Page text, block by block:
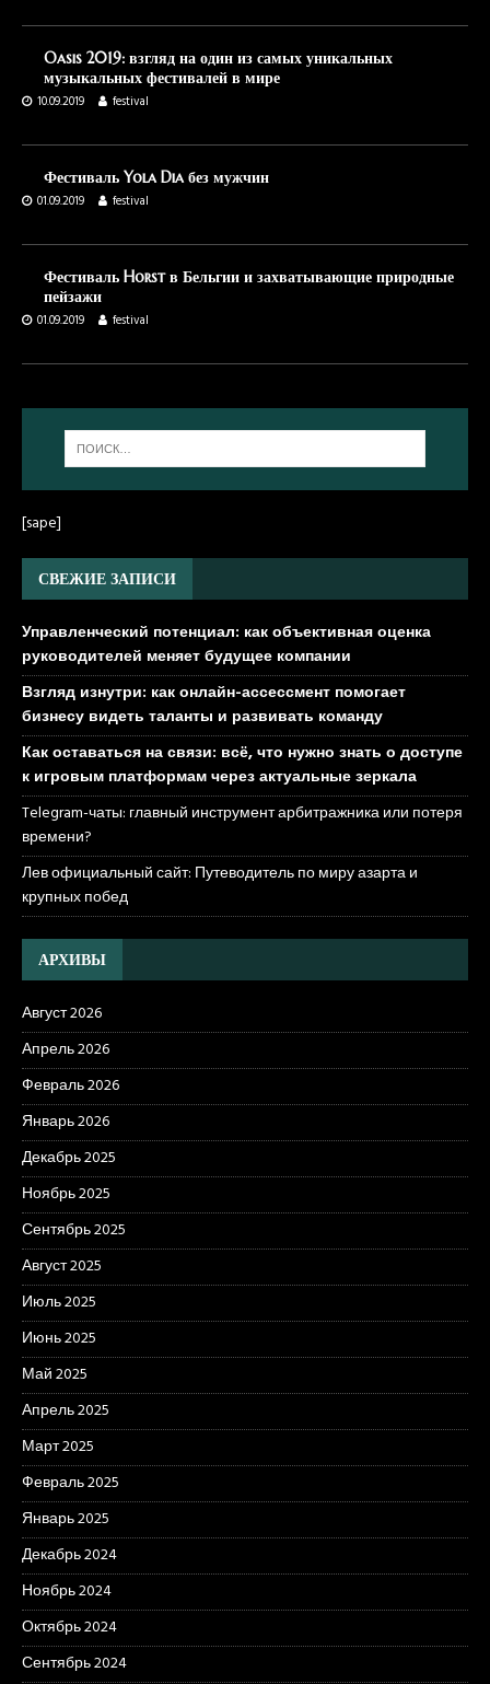
Oasis 2019: взгляд на один из самых уникальных
музыкальных фестивалей в мире
10.09.2019
festival
Фестиваль Yola Dia без мужчин
01.09.2019
festival
Фестиваль Horst в Бельгии и захватывающие природные
пейзажи
01.09.2019
festival
[sape]
СВЕЖИЕ ЗАПИСИ
Управленческий потенциал: как объективная оценка
руководителей меняет будущее компании
Взгляд изнутри: как онлайн-ассессмент помогает
бизнесу видеть таланты и развивать команду
Как оставаться на связи: всё, что нужно знать о доступе
к игровым платформам через актуальные зеркала
Telegram-чаты: главный инструмент арбитражника или потеря
времени?
Лев официальный сайт: Путеводитель по миру азарта и
крупных побед
АРХИВЫ
Август 2026
Апрель 2026
Февраль 2026
Январь 2026
Декабрь 2025
Ноябрь 2025
Сентябрь 2025
Август 2025
Июль 2025
Июнь 2025
Май 2025
Апрель 2025
Март 2025
Февраль 2025
Январь 2025
Декабрь 2024
Ноябрь 2024
Октябрь 2024
Сентябрь 2024